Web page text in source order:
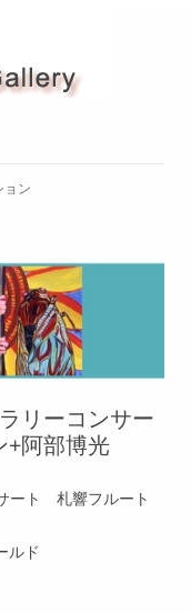
ョン
ス / 内観）
申込書
死
」
サ
リーコンサー
阿部博光
ート 札響フルート
ルド